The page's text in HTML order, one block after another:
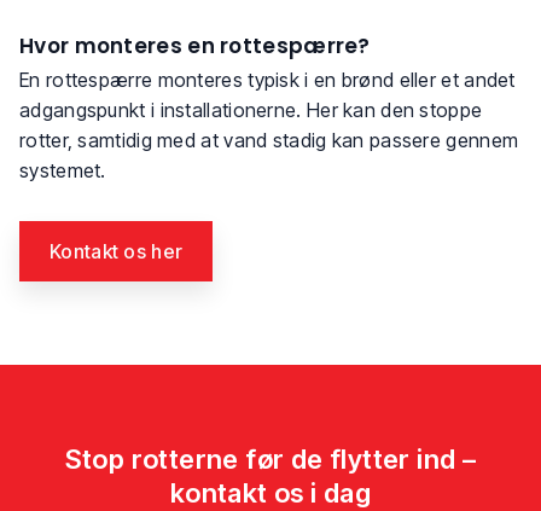
Hvor monteres en rottespærre?
En rottespærre monteres typisk i en brønd eller et andet
adgangspunkt i installationerne. Her kan den stoppe
rotter, samtidig med at vand stadig kan passere gennem
systemet.
Kontakt os her​
Stop rotterne før de flytter ind –
kontakt os i dag